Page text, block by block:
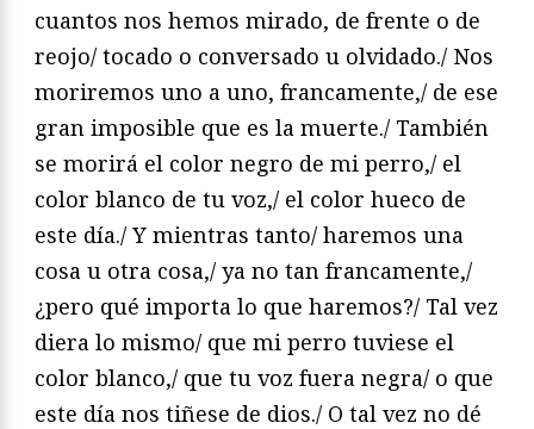
cuantos nos hemos mirado, de frente o de
reojo/ tocado o conversado u olvidado./ Nos
moriremos uno a uno, francamente,/ de ese
gran imposible que es la muerte./ También
se morirá el color negro de mi perro,/ el
color blanco de tu voz,/ el color hueco de
este día./ Y mientras tanto/ haremos una
cosa u otra cosa,/ ya no tan francamente,/
¿pero qué importa lo que haremos?/ Tal vez
diera lo mismo/ que mi perro tuviese el
color blanco,/ que tu voz fuera negra/ o que
este día nos tiñese de dios./ O tal vez no dé